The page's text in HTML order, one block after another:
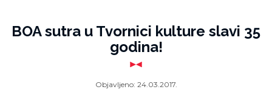
BOA sutra u Tvornici kulture slavi 35
godina!
Objavljeno: 24.03.2017.